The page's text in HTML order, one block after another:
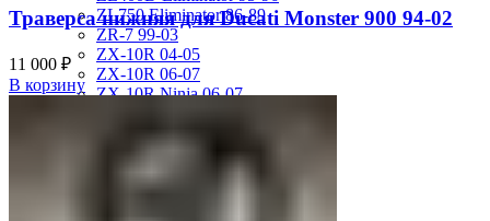
ZL750 Eliminator 86-89
ZR-7 99-03
ZX-10R 04-05
ZX-10R 06-07
ZX-10R Ninja 06-07
ZX-10R Ninja 11-15
ZX-12R Ninja 02-06
ZX-6R 03-04
Траверса нижняя для Ducati Monster 900 94-02
11 000 ₽
В корзину